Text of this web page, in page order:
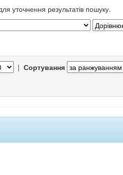
уточнення результатів пошуку.
| Сортування